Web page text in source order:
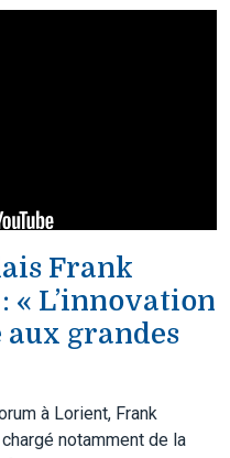
Frank
« L’innovation
aux grandes
à Lorient, Frank
notamment de la